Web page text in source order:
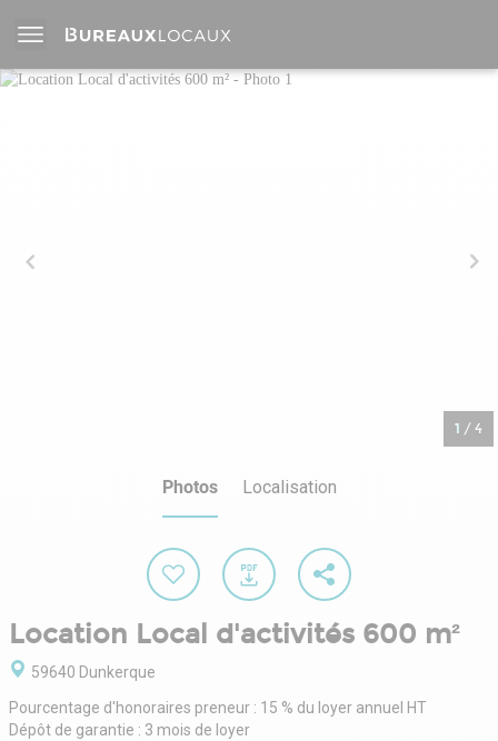
1 / 4
Photos Localisation
Location Local d'activités 600 m²
59640 Dunkerque
Pourcentage d'honoraires preneur : 15 % du loyer annuel HT
Dépôt de garantie : 3 mois de loyer